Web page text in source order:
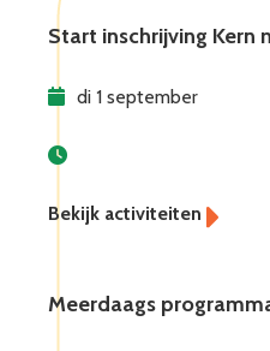
Start inschrijving Kern
di 1 september
Meerdaags